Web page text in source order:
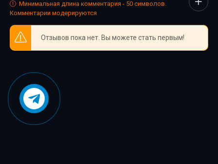
Минимальная длина комментария - 50 символов.
Комментарии модерируются
Отзывов пока нет. Вы можете стать первым!